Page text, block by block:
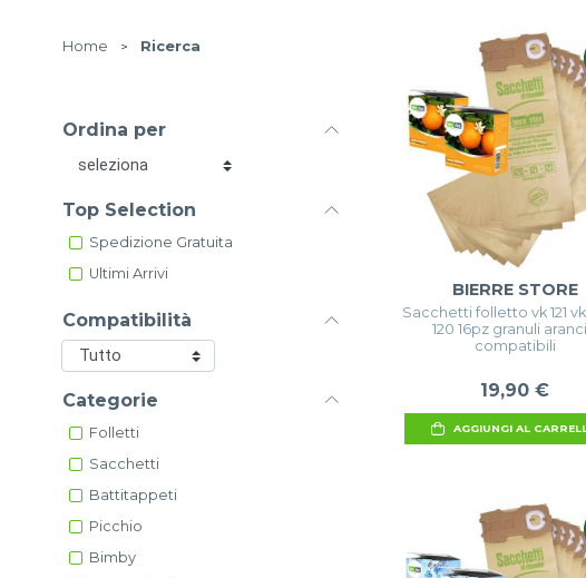
Home > Ricerca
Ordina per
Ordina per
Top Selection
Spedizione Gratuita
Ultimi Arrivi
Compatibilità
Categorie
Folletti
Sacchetti
Battitappeti
Picchio
Bimby
BIERRE STORE
Sacchetti folletto vk 121 vk
120 16pz granuli
compatibili
19,90 €
AGGIUNGI AL